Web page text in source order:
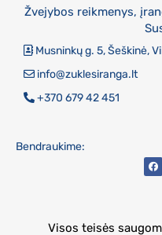
Žvejybos reikmenys,
Musninkų g. 5, Šeškinė,
info@zuklesiranga.lt
+370 679 42 451
Bendraukime:
Visos teisės